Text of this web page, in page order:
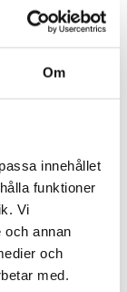
Om
innehållet
funktioner
Vi
och annan
och
med.